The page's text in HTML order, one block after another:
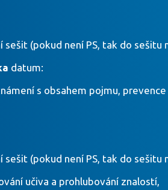
sešit (pokud není PS, tak do
datum:
s obsahem pojmu,
sešit (pokud není PS, tak do
učiva a prohlubování znalostí,